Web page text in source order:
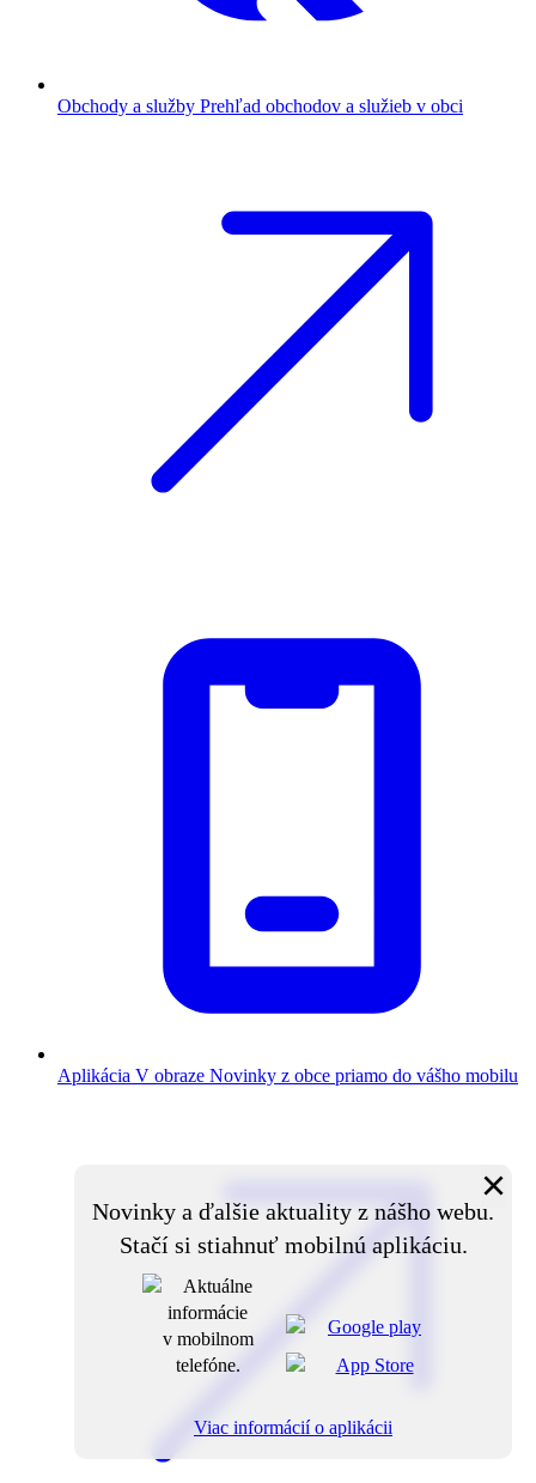
Obchody a služby Prehľad obchodov a služieb v obci
Aplikácia V obraze Novinky z obce priamo do vášho mobilu
Novinky a ďalšie aktuality z nášho webu.
Stačí si stiahnuť mobilnú aplikáciu.
×
Viac informácií o aplikácii